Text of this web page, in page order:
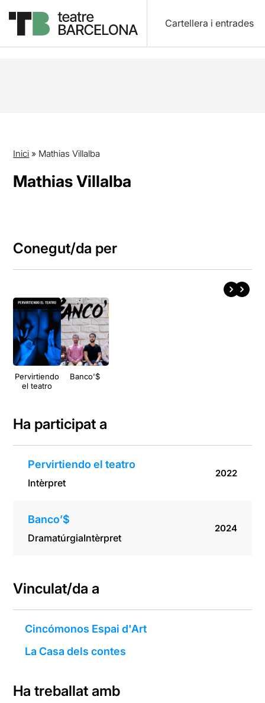
Cartellera i entrades
Inici » Mathias Villalba
Mathias Villalba
Conegut/da per
Pervirtiendo
el teatro
Banco'$
Ha participat a
Pervirtiendo el teatro
Intèrpret
2022
Banco’$
DramatúrgiaIntèrpret
2024
Vinculat/da a
Cincómonos Espai d'Art
La Casa dels contes
Ha treballat amb